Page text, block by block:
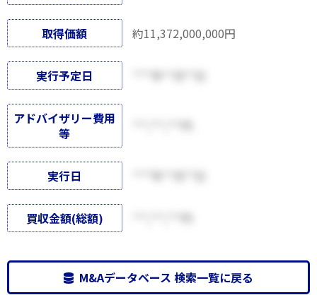
取得価額 約11,372,000,000円
実行予定日
アドバイザリー費用
等
実行日
買収金額(総額)
M&Aデータベース 検索一覧に戻る